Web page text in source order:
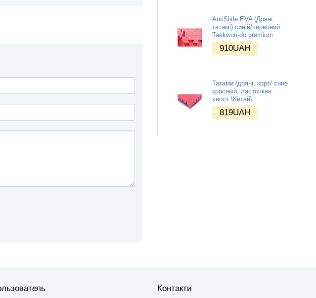
AntiSlide EVA (Доянг,
татамі) синій/червоний
Taekwon-do premium
910UAH
Татами /доянг, корт/ сине
красный, ласточкин
хвост \Китай\
819UAH
Контакти